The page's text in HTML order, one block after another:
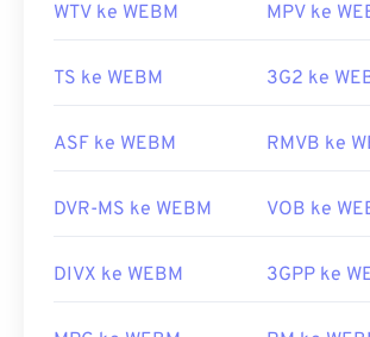
WTV ke WEBM MPV ke
TS ke WEBM 3G2 ke
ASF ke WEBM RMVB ke
DVR-MS ke WEBM VOB ke
DIVX ke WEBM 3GPP ke